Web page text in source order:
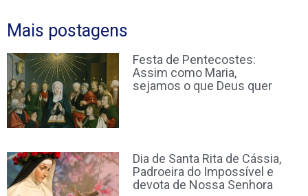
Mais postagens
Festa de Pentecostes:
Assim como Maria,
sejamos o que Deus quer
Dia de Santa Rita de Cássia,
Padroeira do Impossível e
devota de Nossa Senhora